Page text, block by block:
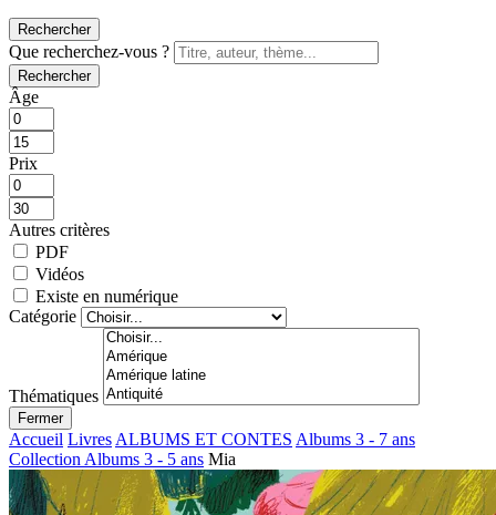
Rechercher
Que recherchez-vous ?
Rechercher
Âge
Prix
Autres critères
PDF
Vidéos
Existe en numérique
Catégorie
Thématiques
Fermer
Accueil Livres ALBUMS ET CONTES Albums 3 - 7 ans
Collection Albums 3 - 5 ans Mia